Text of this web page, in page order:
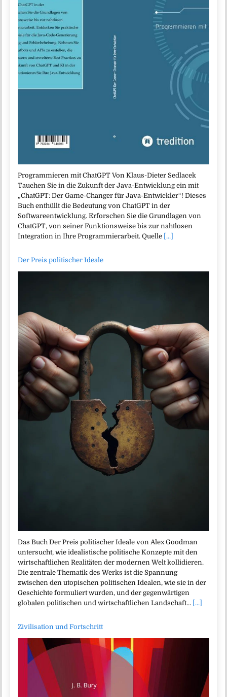
Programmieren mit ChatGPT Von Klaus-Dieter Sedlacek
Tauchen Sie in die Zukunft der Java-Entwicklung ein mit
„ChatGPT: Der Game-Changer für Java-Entwickler“! Dieses
Buch enthüllt die Bedeutung von ChatGPT in der
Softwareentwicklung. Erforschen Sie die Grundlagen von
ChatGPT, von seiner Funktionsweise bis zur nahtlosen
Integration in Ihre Programmierarbeit. Quelle [...]
Der Preis politischer Ideale
Das Buch Der Preis politischer Ideale von Alex Goodman
untersucht, wie idealistische politische Konzepte mit den
wirtschaftlichen Realitäten der modernen Welt kollidieren.
Die zentrale Thematik des Werks ist die Spannung
zwischen den utopischen politischen Idealen, wie sie in der
Geschichte formuliert wurden, und der gegenwärtigen
globalen politischen und wirtschaftlichen Landschaft… [...]
Zivilisation und Fortschritt